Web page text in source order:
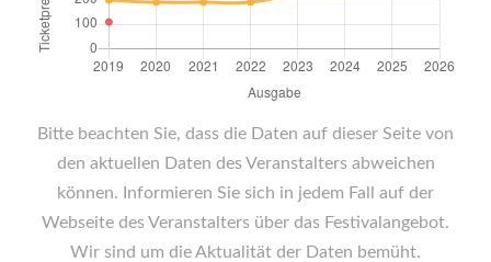
Bitte beachten Sie, dass die Daten auf dieser Seite von
den aktuellen Daten des Veranstalters abweichen
können. Informieren Sie sich in jedem Fall auf der
Webseite des Veranstalters über das Festivalangebot.
Wir sind um die Aktualität der Daten bemüht.